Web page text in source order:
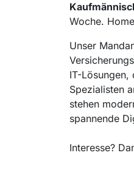
Woche.
Unser
IT-
Spezialisten
stehen
spannende
Interesse?